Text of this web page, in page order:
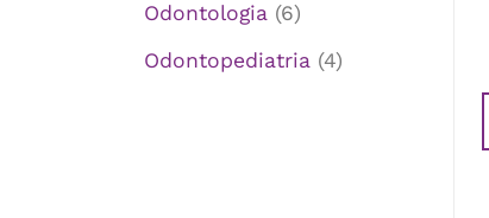
Odontologia(6)
Odontopediatria(4)